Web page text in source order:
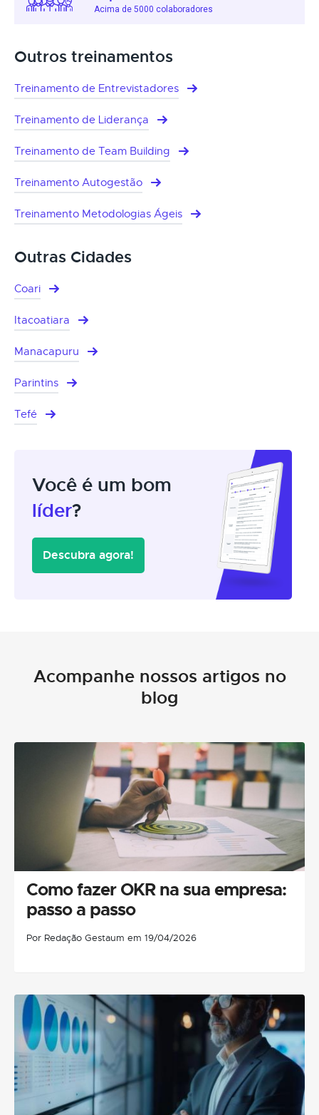
Acima de 5000 colaboradores
Outros treinamentos
Treinamento de Entrevistadores
Treinamento de Liderança
Treinamento de Team Building
Treinamento Autogestão
Treinamento Metodologias Ágeis
Outras Cidades
Coari
Itacoatiara
Manacapuru
Parintins
Tefé
Você é um bom
líder?
Descubra agora!
Acompanhe nossos artigos no
blog
Como fazer OKR na sua empresa:
passo a passo
Por Redação Gestaum em 19/04/2026